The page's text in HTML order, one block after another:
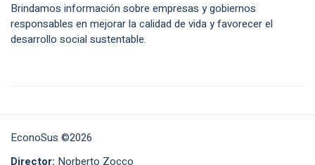
Brindamos información sobre empresas y gobiernos
responsables en mejorar la calidad de vida y favorecer el
desarrollo social sustentable.
EconoSus ©2026
Director: Norberto Zocco